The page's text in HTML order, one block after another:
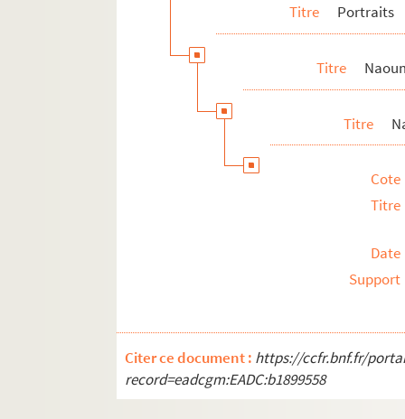
Vladimir Ilitch Lénine
Raspoutine
Ateliers et lieux d'exposition de Naoum
Fonds Luba Aronson
Titre Portraits
Titre
Titre
Cote
Titre
Date
Support
Citer ce document : https://ccfr.bnf.fr/
record=eadcgm:EADC:b1899558